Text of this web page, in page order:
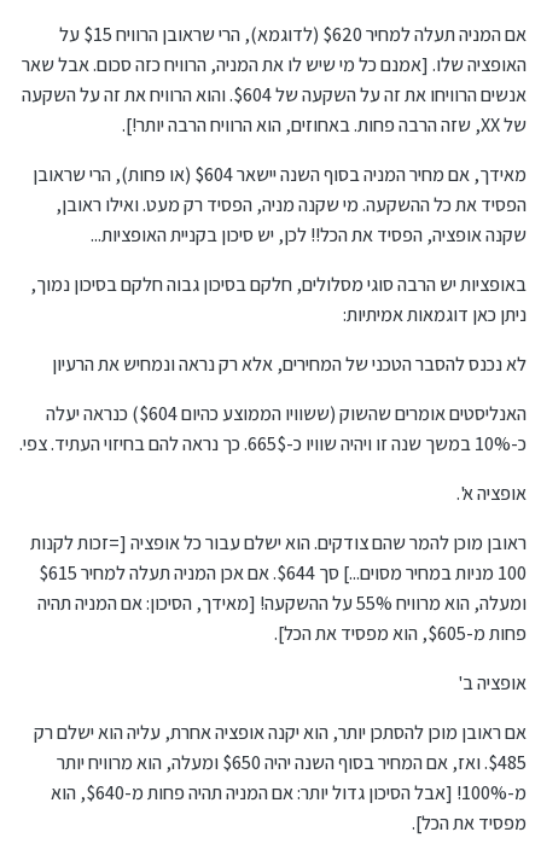
אם המניה תעלה למחיר $620 (לדוגמא), הרי שראובן הרוויח $15 על
האופציה שלו. [אמנם כל מי שיש לו את המניה, הרוויח כזה סכום. אבל שאר
אנשים הרוויחו את זה על השקעה של $604. והוא הרוויח את זה על השקעה
של XX, שזה הרבה פחות. באחוזים, הוא הרוויח הרבה יותר!].
מאידך, אם מחיר המניה בסוף השנה יישאר $604 (או פחות), הרי שראובן
הפסיד את כל ההשקעה. מי שקנה מניה, הפסיד רק מעט. ואילו ראובן,
שקנה אופציה, הפסיד את הכל!! לכן, יש סיכון בקניית האופציות...
באופציות יש הרבה סוגי מסלולים, חלקם בסיכון גבוה חלקם בסיכון נמוך,
ניתן כאן דוגמאות אמיתיות:
לא נכנס להסבר הטכני של המחירים, אלא רק נראה ונמחיש את הרעיון
האנליסטים אומרים שהשוק (ששוויו הממוצע כהיום $604) כנראה יעלה
כ-10% במשך שנה זו ויהיה שוויו כ-665$. כך נראה להם בחיזוי העתיד. צפי.
אופציה א'.
ראובן מוכן להמר שהם צודקים. הוא ישלם עבור כל אופציה [=זכות לקנות
100 מניות במחיר מסוים...] סך $644. אם אכן המניה תעלה למחיר $615
ומעלה, הוא מרוויח 55% על ההשקעה! [מאידך, הסיכון: אם המניה תהיה
פחות מ-$605, הוא מפסיד את הכל].
אופציה ב'
אם ראובן מוכן להסתכן יותר, הוא יקנה אופציה אחרת, עליה הוא ישלם רק
$485. ואז, אם המחיר בסוף השנה יהיה $650 ומעלה, הוא מרוויח יותר
מ-100%! [אבל הסיכון גדול יותר: אם המניה תהיה פחות מ-$640, הוא
מפסיד את הכל].